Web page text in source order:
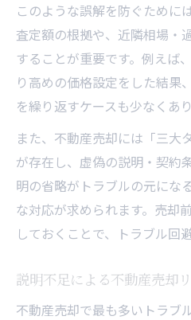
このような誤解を防ぐために
査定額の根拠や、近隣相場・
することが重要です。例えば
り高めの価格設定をした結果
を繰り返すケースも少なくあ
また、不動産売却には「三大
が存在し、虚偽の説明・契約
明の省略がトラブルの元にな
な対応が求められます。売却
しておくことで、トラブル回
説明不足による不動産売却
不動産売却で最も多いトラブ